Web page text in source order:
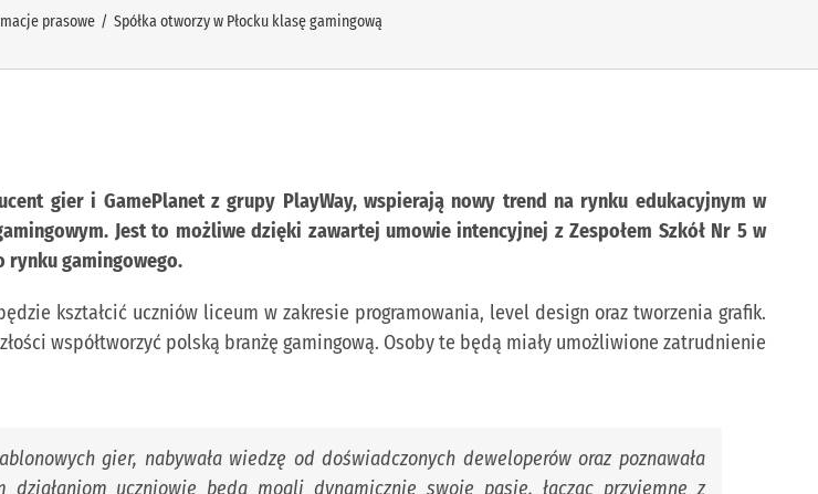
prasowe Spółka otworzy w Płocku klasę gamingową
gier i GamePlanet z grupy PlayWay, wspierają nowy trend na rynku edukacyjnym w
Jest to możliwe dzięki zawartej umowie intencyjnej z Zespołem Szkół Nr 5 w
rynku gamingowego.
kształcić uczniów liceum w zakresie programowania, level design oraz tworzenia grafik.
współtworzyć polską branżę gamingową. Osoby te będą miały umożliwione zatrudnienie
gier, nabywała wiedzę od doświadczonych deweloperów oraz poznawała
uczniowie będą mogli dynamicznie swoje pasje, łącząc przyjemne z